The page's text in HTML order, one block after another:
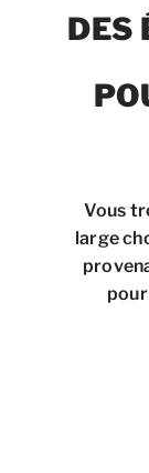
DES
Vous
large